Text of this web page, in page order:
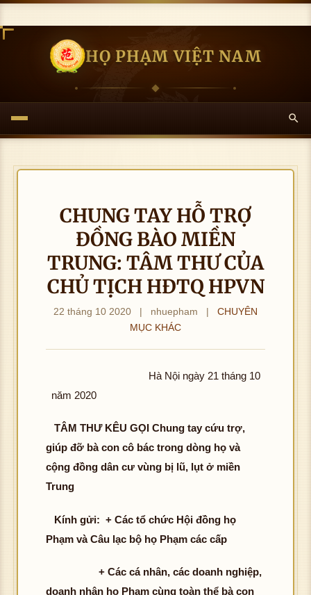
HỌ PHẠM VIỆT NAM
CHUNG TAY HỖ TRỢ
ĐỒNG BÀO MIỀN
TRUNG: TÂM THƯ CỦA
CHỦ TỊCH HĐTQ HPVN
22 tháng 10 2020 | nhuepham |
CHUYÊN
MỤC KHÁC
Hà Nội ngày 21 tháng 10
năm 2020
TÂM THƯ KÊU GỌIChung tay cứu trợ,
giúp đỡ bà con cô bác trong dòng họ và
cộng đồng dân cư vùng bị lũ, lụt ở miền
Trung
Kính gửi: + Các tổ chức Hội đồng họ
Phạm và Câu lạc bộ họ Phạm các cấp
+ Các cá nhân, các doanh nghiệp,
doanh nhân họ Phạm cùng toàn thể bà con